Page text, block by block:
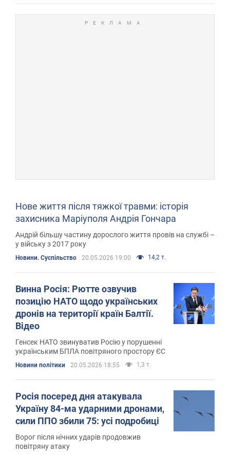
Нове життя після тяжкої травми: історія
захисника Маріуполя Андрія Гончара
Андрій більшу частину дорослого життя провів на службі –
у війську з 2017 року
Новини. Суспільство 20.05.2026 19:00 14,2 т.
Винна Росія: Рютте озвучив
позицію НАТО щодо українських
дронів на території країн Балтії.
Відео
Генсек НАТО звинуватив Росію у порушенні
українським БПЛА повітряного простору ЄС
Новини політики 20.05.2026 18:55 1,3 т.
Росія посеред дня атакувала
Україну 84-ма ударними дронами,
сили ППО збили 75: усі подробиці
Ворог після нічних ударів продовжив
повітряну атаку